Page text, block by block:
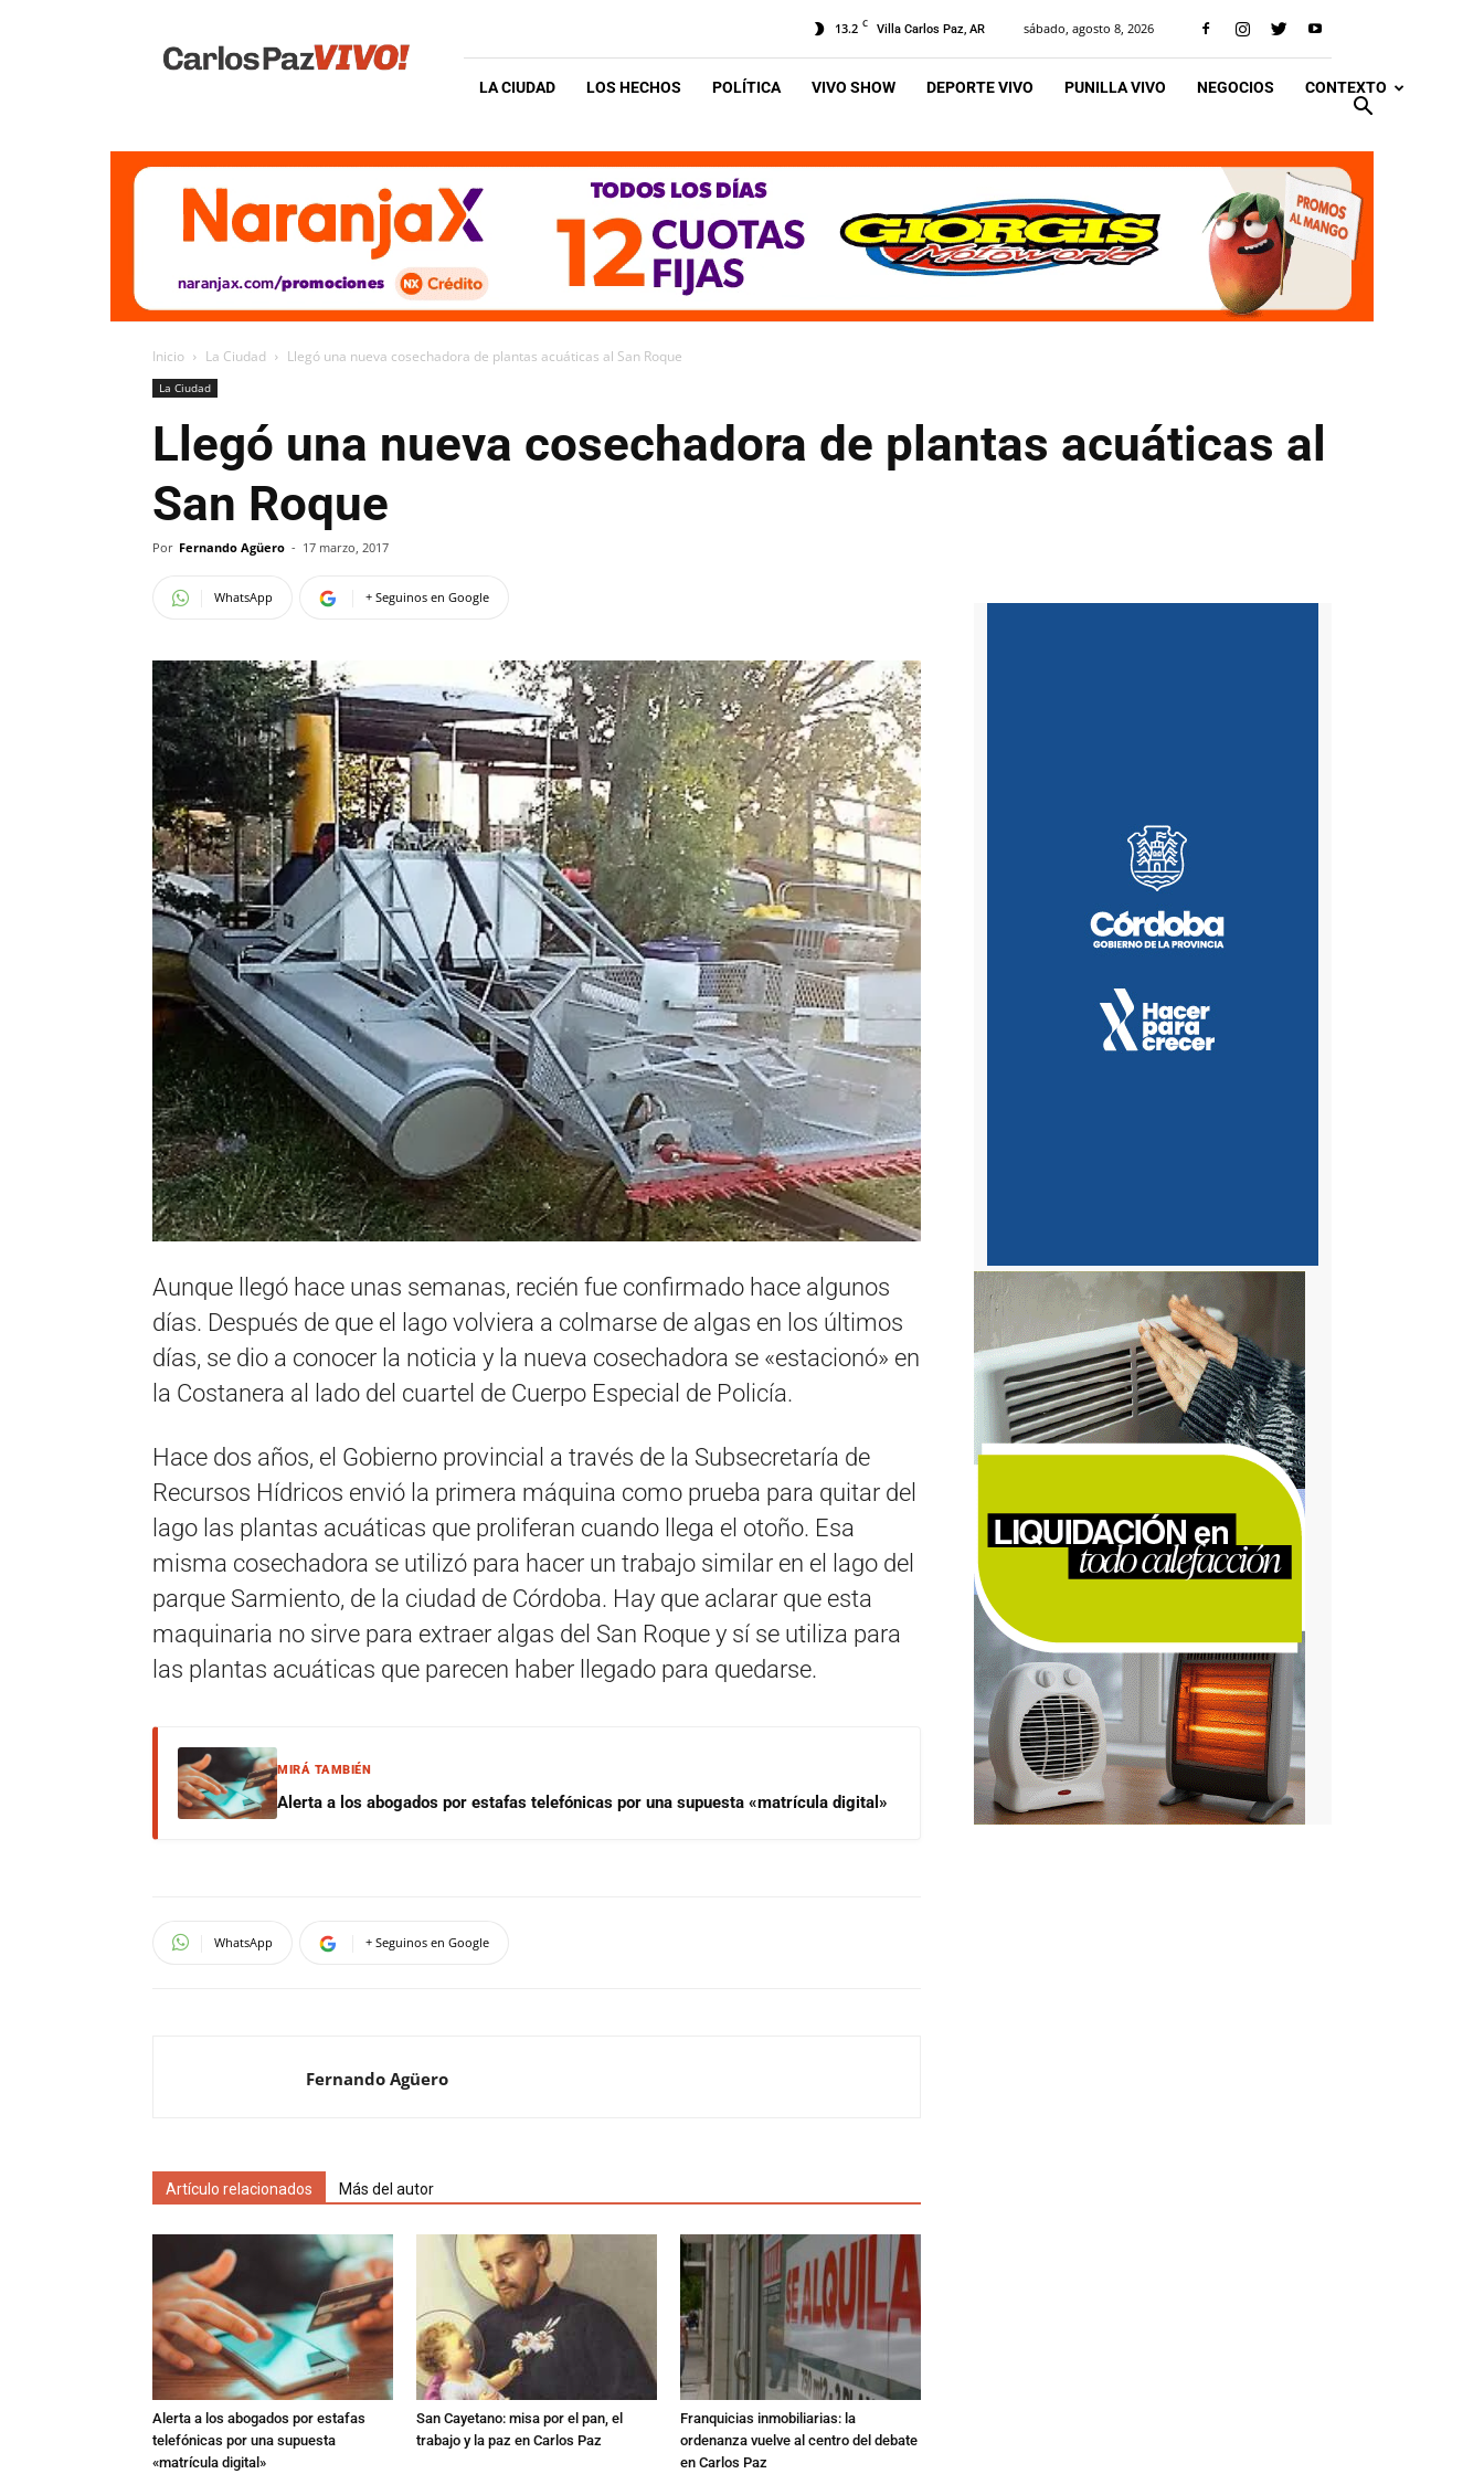
Vivo
13.2 C Villa Carlos Paz, AR sábado, agosto 8, 2026
LA CIUDAD LOS HECHOS POLÍTICA VIVO SHOW DEPORTE VIVO PUNILLA VIVO NEGOCIOS CONTEXTO
Inicio La Ciudad Llegó una nueva cosechadora de plantas acuáticas al San Roque
La Ciudad
Llegó una nueva cosechadora de plantas acuáticas al
San Roque
Por Fernando Agüero - 17 marzo, 2017
WhatsApp + Seguinos en Google
Aunque llegó hace unas semanas, recién fue confirmado hace algunos
días. Después de que el lago volviera a colmarse de algas en los últimos
días, se dio a conocer la noticia y la nueva cosechadora se «estacionó» en
la Costanera al lado del cuartel de Cuerpo Especial de Policía.
Hace dos años, el Gobierno provincial a través de la Subsecretaría de
Recursos Hídricos envió la primera máquina como prueba para quitar del
lago las plantas acuáticas que proliferan cuando llega el otoño. Esa
misma cosechadora se utilizó para hacer un trabajo similar en el lago del
parque Sarmiento, de la ciudad de Córdoba. Hay que aclarar que esta
maquinaria no sirve para extraer algas del San Roque y sí se utiliza para
las plantas acuáticas que parecen haber llegado para quedarse.
MIRÁ TAMBIÉN
Alerta a los abogados por estafas telefónicas por una supuesta «matrícula digital»
WhatsApp + Seguinos en Google
Fernando Agüero
Artículo relacionados Más del autor
Alerta a los abogados por estafas
telefónicas por una supuesta
«matrícula digital»
San Cayetano: misa por el pan, el
trabajo y la paz en Carlos Paz
Franquicias inmobiliarias: la
ordenanza vuelve al centro del debate
en Carlos Paz